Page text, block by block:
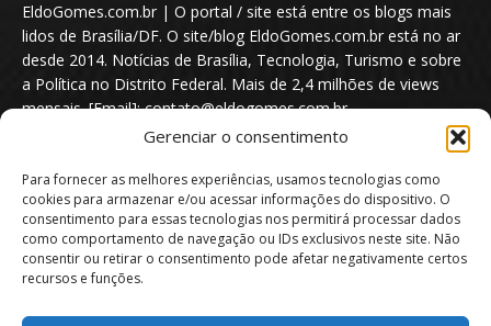
Gerenciar o consentimento
Para fornecer as melhores experiências, usamos tecnologias como
cookies para armazenar e/ou acessar informações do dispositivo. O
consentimento para essas tecnologias nos permitirá processar dados
como comportamento de navegação ou IDs exclusivos neste site. Não
consentir ou retirar o consentimento pode afetar negativamente certos
recursos e funções.
EldoGomes.com.br | O portal / site está entre os blogs mais
lidos de Brasília/DF. O site/blog EldoGomes.com.br está no ar
desde 2014. Notícias de Brasília, Tecnologia, Turismo e sobre
a Política no Distrito Federal. Mais de 2,4 milhões de views
mensais. [Email]: contato@eldogomes.com.br